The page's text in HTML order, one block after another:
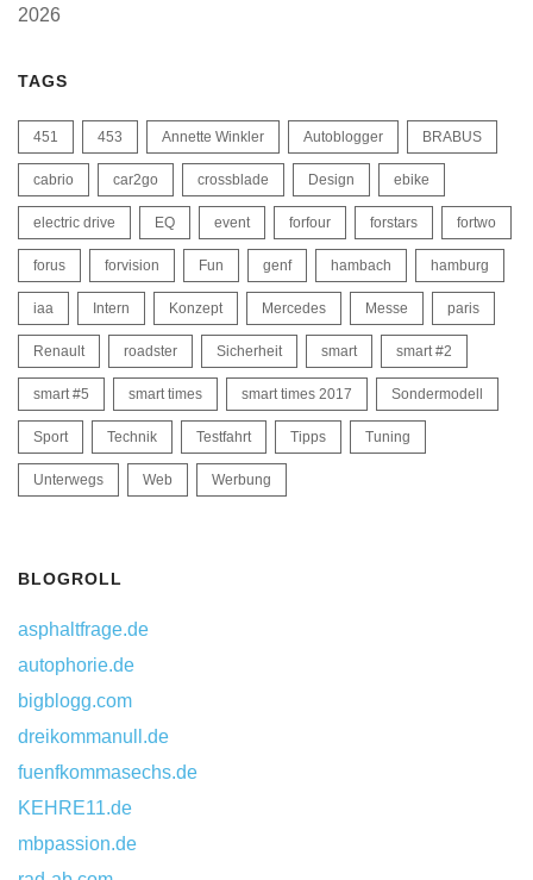
2026
TAGS
451 453 Annette Winkler Autoblogger BRABUS
cabrio car2go crossblade Design ebike
electric drive EQ event forfour forstars fortwo
forus forvision Fun genf hambach hamburg
iaa Intern Konzept Mercedes Messe paris
Renault roadster Sicherheit smart smart #2
smart #5 smart times smart times 2017 Sondermodell
Sport Technik Testfahrt Tipps Tuning
Unterwegs Web Werbung
BLOGROLL
asphaltfrage.de
autophorie.de
bigblogg.com
dreikommanull.de
fuenfkommasechs.de
KEHRE11.de
mbpassion.de